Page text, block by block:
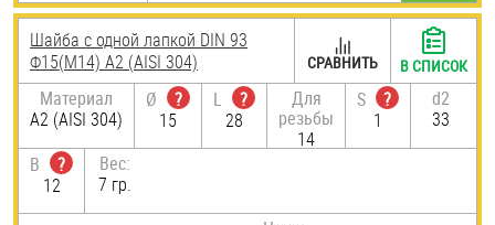
Шайба с одной лапкой DIN 93
Ф15(М14) А2 (AISI 304)
Материал
А2 (AISI 304)
Ø
?
15
L
?
28
Для
резьбы
14
S
?
1
d2
33
B
?
12
Вес:
7 гр.
СРАВНИТЬ В СПИСОК